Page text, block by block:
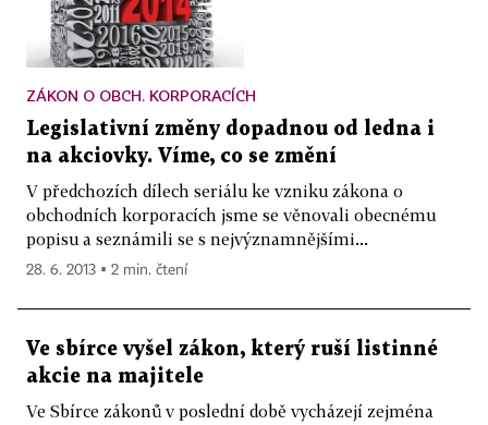
ZÁKON O OBCH. KORPORACÍCH
Legislativní změny dopadnou od ledna i
na akciovky. Víme, co se změní
V předchozích dílech seriálu ke vzniku zákona o
obchodních korporacích jsme se věnovali obecnému
popisu a seznámili se s nejvýznamnějšími...
28. 6. 2013 ▪ 2 min. čtení
Ve sbírce vyšel zákon, který ruší listinné
akcie na majitele
Ve Sbírce zákonů v poslední době vycházejí zejména